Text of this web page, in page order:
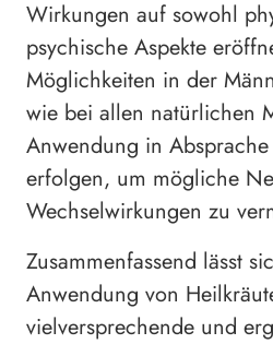
Wirkungen auf sowohl
psychische Aspekte
Möglichkeiten in der
wie bei allen natürlichen
Anwendung in
erfolgen, um mögliche
Wechselwirkungen zu
Zusammenfassend lässt
Anwendung von
vielversprechende und